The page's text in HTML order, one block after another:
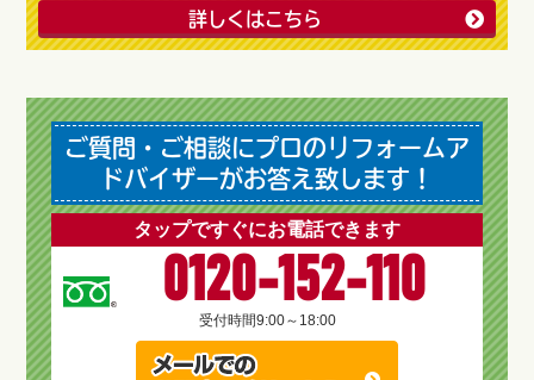
詳しくはこちら
ご質問・ご相談にプロのリフォームア
ドバイザーがお答え致します！
タップですぐにお電話できます
0120-152-110
受付時間9:00～18:00